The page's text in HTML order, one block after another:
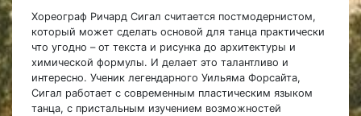
Хореограф Ричард Сигал считается постмодернистом,
который может сделать основой для танца практически
что угодно – от текста и рисунка до архитектуры и
химической формулы. И делает это талантливо и
интересно. Ученик легендарного Уильяма Форсайта,
Сигал работает с современным пластическим языком
танца, с пристальным изучением возможностей